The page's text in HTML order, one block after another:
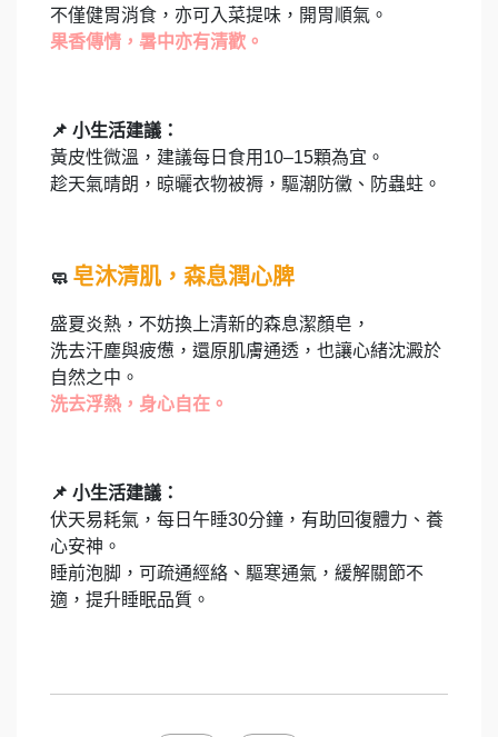
不僅健胃消食，亦可入菜提味，開胃順氣。
果香傳情，暑中亦有清歡。
📌 小生活建議：
黃皮性微溫，建議每日食用10–15顆為宜。
趁天氣晴朗，晾曬衣物被褥，驅潮防黴、防蟲蛀。
🧼 皂沐清肌，森息潤心脾
盛夏炎熱，不妨換上清新的森息潔顏皂，
洗去汗塵與疲憊，還原肌膚通透，也讓心緒沈澱於
自然之中。
洗去浮熱，身心自在。
📌 小生活建議：
伏天易耗氣，每日午睡30分鐘，有助回復體力、養
心安神。
睡前泡脚，可疏通經絡、驅寒通氣，緩解關節不
適，提升睡眠品質。